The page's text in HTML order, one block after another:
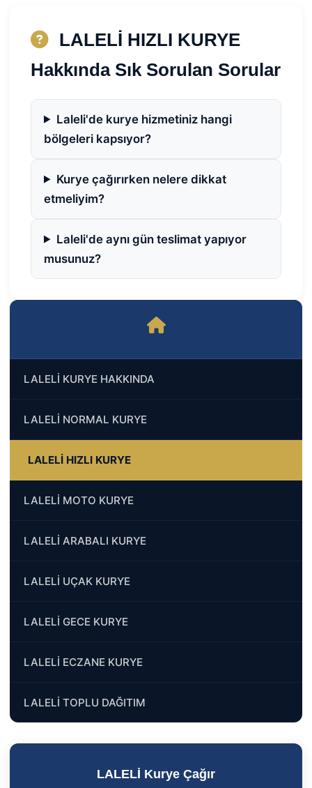
LALELİ KURYE HAKKINDA
LALELİ NORMAL KURYE
LALELİ HIZLI KURYE
LALELİ MOTO KURYE
LALELİ ARABALI KURYE
LALELİ UÇAK KURYE
LALELİ GECE KURYE
LALELİ ECZANE KURYE
LALELİ TOPLU DAĞITIM
LALELİ Kurye Çağır
LALELİ HIZLI KURYE
Hakkında Sık Sorulan Sorular
Laleli'de kurye hizmetiniz hangi
bölgeleri kapsıyor?
Kurye çağırırken nelere dikkat
etmeliyim?
Laleli'de aynı gün teslimat yapıyor
musunuz?